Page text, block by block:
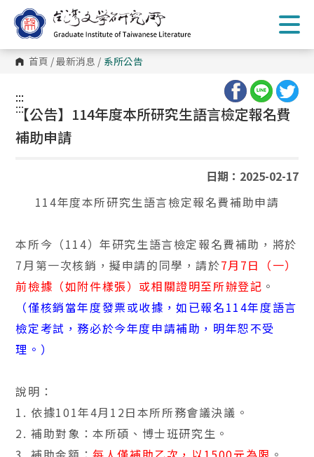
到
主
內
容 首頁 /最新消息 / 系所公告
:::
:::
【公告】114年度本所研究生語言檢定報名費
補助申請
日期：2025-02-17
114年度本所研究生語言檢定報名費補助申請
本所今（114）年研究生語言檢定報名費補助，將於
7月第一次核銷，擬申請的同學，請於7月 7日（一）
前檢據（如附件樣張）或相關證明至所辦登記 。
（僅核銷當年度發票或收據，如已報名114年度語言
檢定考試，務必於今年度申請補助，明年恕不受
理。）
說明：
1. 依據101年4月 12日本所所務會議決議。
2.補助對象：本所碩、博士班研究生。